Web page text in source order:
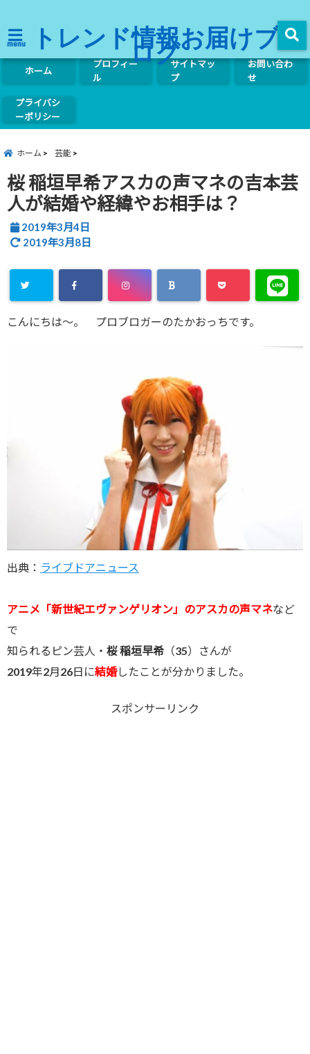
menu トレンド情報お届けブ
ログ
ホーム
プロフィー
ル
サイトマッ
プ
お問い合わ
せ
プライバシ
ーポリシー
ホーム 芸能
桜 稲垣早希アスカの声マネの吉本芸
人が結婚や経緯やお相手は？
2019年3月4日
2019年3月8日
こんにちは～。 プロブロガーのたかおっちです。
出典： ライブドアニュース
アニメ「新世紀エヴァンゲリオン」のアスカの声マネなど
で
知られるピン芸人・ 桜 稲垣早希 （35）さんが
2019年2月26日に結婚したことが分かりました。
スポンサーリンク